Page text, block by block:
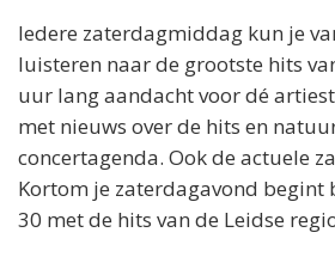
Iedere zaterdagmiddag kun je
luisteren naar de grootste hits
uur lang aandacht voor dé
met nieuws over de hits en
concertagenda. Ook de actuele
Kortom je zaterdagavond begint
30 met de hits van de Leidse